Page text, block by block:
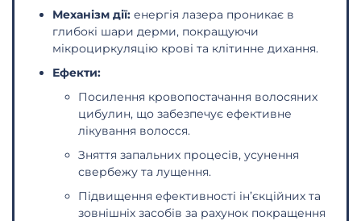
Механізм дії: енергія лазера проникає в
глибокі шари дерми, покращуючи
мікроциркуляцію крові та клітинне дихання.
Ефекти:
Посилення кровопостачання волосяних
цибулин, що забезпечує ефективне
лікування волосся.
Зняття запальних процесів, усунення
свербежу та лущення.
Підвищення ефективності ін’єкційних та
зовнішніх засобів за рахунок покращення